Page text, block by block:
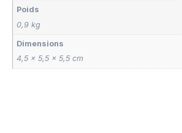
Poids
0,9 kg
Dimensions
4,5 × 5,5 × 5,5 cm